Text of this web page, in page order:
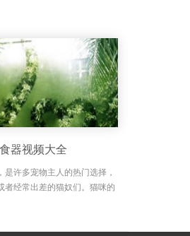
器视频大全
是许多宠物主人的热门选择，
者经常出差的猫奴们。猫咪的